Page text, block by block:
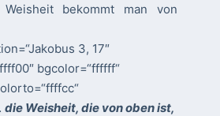
bekommt man von
3, 17″
bgcolor=“ffffff“
die Weisheit, die von oben ist,